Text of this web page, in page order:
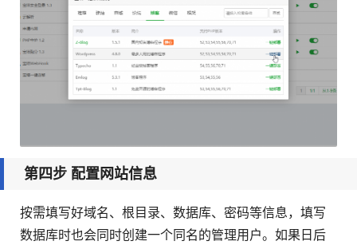
第四步 配置网站信息
按需填写好域名、根目录、数据库、密码等信息，填写
数据库时也会同时创建一个同名的管理用户。如果日后